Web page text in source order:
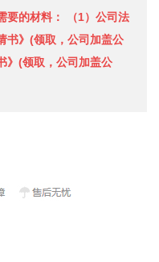
要的材料： （1）公司法
书》(领取，公司加盖公
》(领取，公司加盖公